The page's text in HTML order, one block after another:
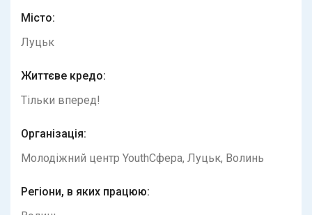
Місто:
Луцьк
Життєве кредо:
Тільки вперед!
Організація:
Молодіжний центр YouthСфера, Луцьк, Волинь
Регіони, в яких працюю: